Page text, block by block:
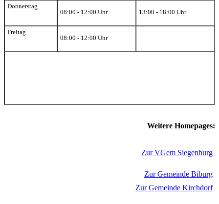
Donnerstag
08:00 - 12:00 Uhr
13:00 - 18:00 Uhr
Freitag
08:00 - 12:00 Uhr
Weitere Homepages:
Zur VGem Siegenburg
Zur Gemeinde Biburg
Zur Gemeinde Kirchdorf